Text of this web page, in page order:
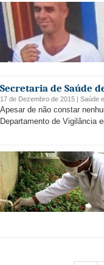
Secretaria de Saúde
17 de Dezembro de 2015 | Saúde
Apesar de não constar
Departamento de Vigilância